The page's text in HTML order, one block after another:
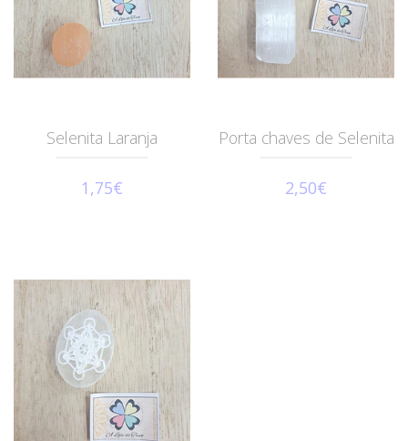
Selenita Laranja
1,75€
Porta chaves de Selenita
2,50€